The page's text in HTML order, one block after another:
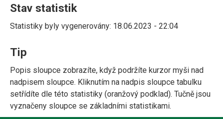
Stav statistik
Statistiky byly vygenerovány: 18.06.2023 - 22:04
Tip
Popis sloupce zobrazíte, když podržíte kurzor myši nad
nadpisem sloupce. Kliknutím na nadpis sloupce tabulku
setřídíte dle této statistiky (oranžový podklad). Tučně jsou
vyznačeny sloupce se základními statistikami.